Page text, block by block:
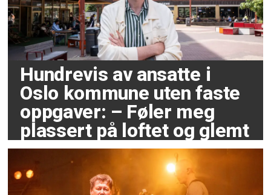
Hundrevis av ansatte i
Oslo kommune uten faste
oppgaver: – Føler meg
plassert på loftet og glemt